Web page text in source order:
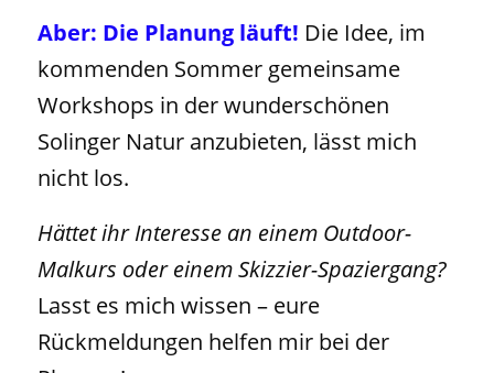
Aber: Die Planung läuft! Die Idee, im
kommenden Sommer gemeinsame
Workshops in der wunderschönen
Solinger Natur anzubieten, lässt mich
nicht los.
Hättet ihr Interesse an einem Outdoor-
Malkurs oder einem Skizzier-Spaziergang?
Lasst es mich wissen – eure
Rückmeldungen helfen mir bei der